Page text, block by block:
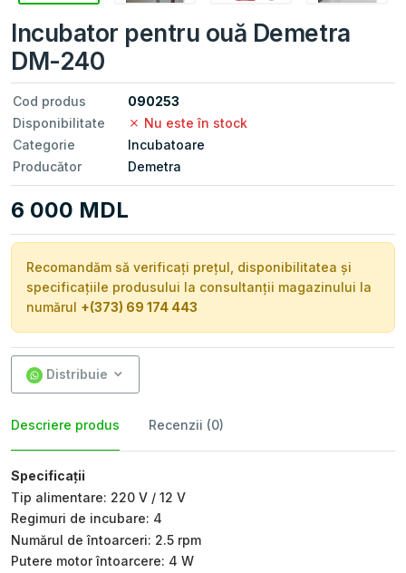
Incubator pentru ouă Demetra
DM-240
Cod produs
090253
Disponibilitate
Nu este în stock
Categorie
Incubatoare
Producător
Demetra
6 000 MDL
Recomandăm să verificați prețul, disponibilitatea și
specificațiile produsului la consultanții magazinului la
numărul +(373) 69 174 443
Distribuie
Descriere produs Recenzii (0)
Specificații
Tip alimentare: 220 V / 12 V
Regimuri de incubare: 4
Numărul de întoarceri: 2.5 rpm
Putere motor întoarcere: 4 W